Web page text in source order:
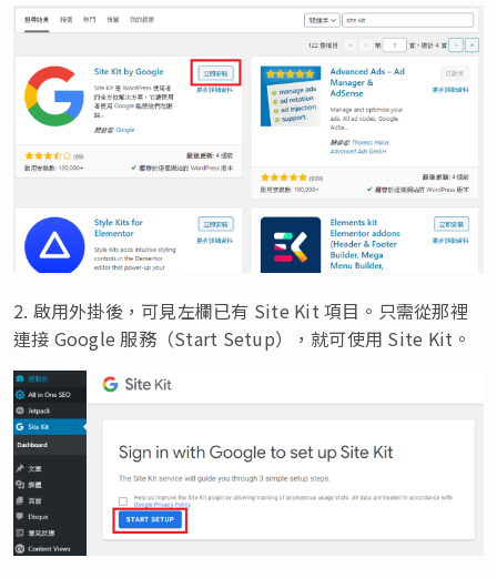
2. 啟用外掛後，可見左欄已有 Site Kit 項目。只需從那裡
連接 Google 服務（Start Setup），就可使用 Site Kit。